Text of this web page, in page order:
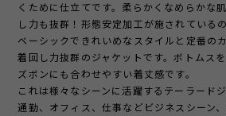
くために仕立てです。柔らかくなめらかな
し力も抜群！形態安定加工が施されているの
ベーシックできれいめなスタイルと定番の
着回し力抜群のジャケットです。ボトムス
ズボンにも合わせやすい着丈感です。
これは様々なシーンに活躍するテーラード
通勤、オフィス、仕事などビジネスシーン